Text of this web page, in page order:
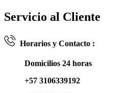
Servicio al Cliente
Horarios y Contacto :
Domicilios 24 horas
+57 3106339192